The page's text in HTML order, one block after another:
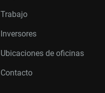
Trabajo
Inversores
Ubicaciones de oficinas
Contacto